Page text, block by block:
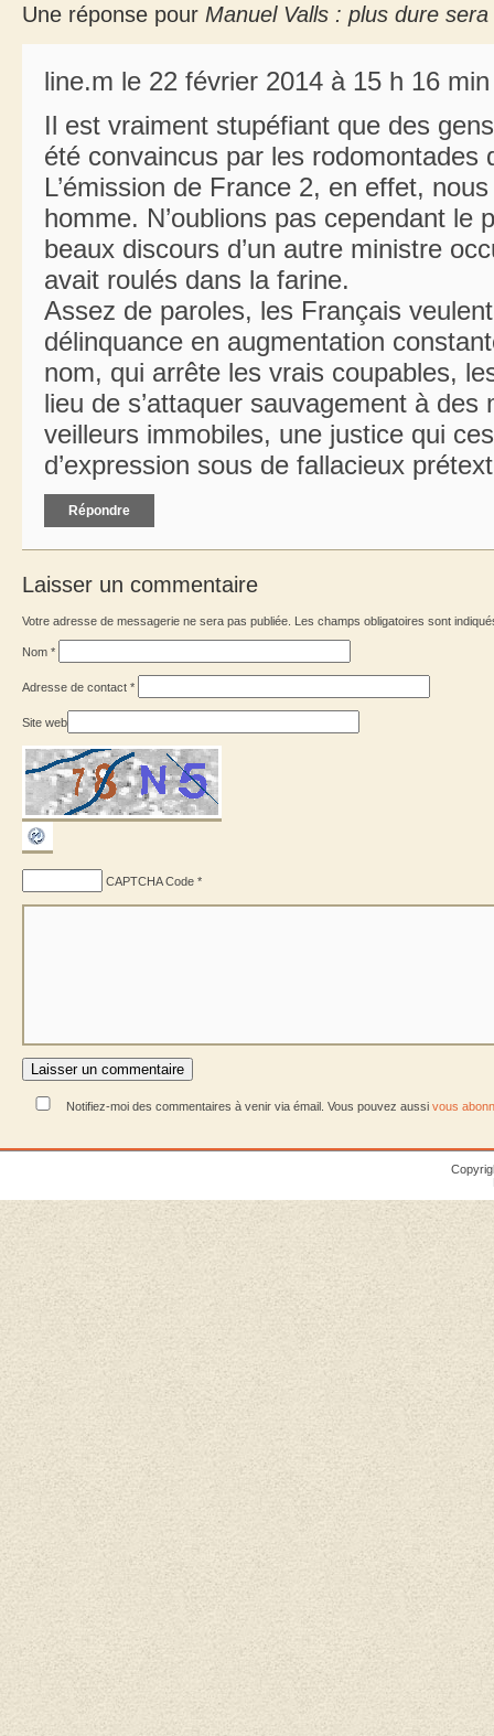
Une réponse pour Manuel Valls : plus dure
line.m le 22 février 2014 à 15 h 16 min
Il est vraiment stupéfiant que des
été convaincus par les rodomontades
L’émission de France 2, en effet,
homme. N’oublions pas cependant le
beaux discours d’un autre ministre
avait roulés dans la farine.
Assez de paroles, les Français
délinquance en augmentation
nom, qui arrête les vrais coupables,
lieu de s’attaquer sauvagement à
veilleurs immobiles, une justice qui
d’expression sous de fallacieux
Répondre
Laisser un commentaire
Votre adresse de messagerie ne sera pas publiée. Les champs obligatoires sont
Nom *
Adresse de contact *
Site web
CAPTCHA Code *
Notifiez-moi des commentaires à venir via émail. Vous pouvez aussi vous